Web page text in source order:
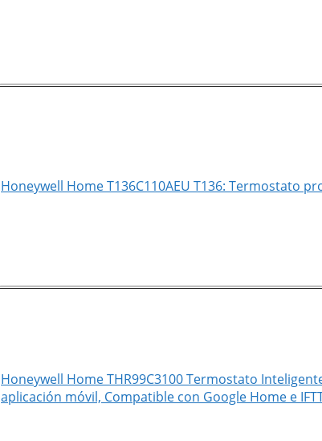
Honeywell Home T136C110AEU T136: Termostato
Honeywell Home THR99C3100 Termostato
aplicación móvil, Compatible con Google Home e